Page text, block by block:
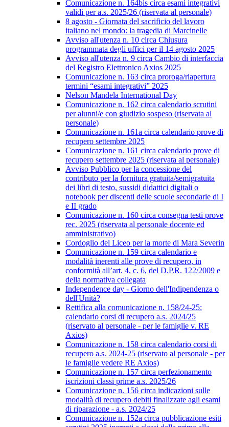
Comunicazione n. 164bis circa esami integrativi
validi per a.s. 2025/26 (riservata al personale)
8 agosto - Giornata del sacrificio del lavoro
italiano nel mondo: la tragedia di Marcinelle
Avviso all'utenza n. 10 circa Chiusura
programmata degli uffici per il 14 agosto 2025
Avviso all'utenza n. 9 circa Cambio di interfaccia
del Registro Elettronico Axios 2025
Comunicazione n. 163 circa proroga/riapertura
termini “esami integrativi” 2025
Nelson Mandela International Day
Comunicazione n. 162 circa calendario scrutini
per alunni/e con giudizio sospeso (riservata al
personale)
Comunicazione n. 161a circa calendario prove di
recupero settembre 2025
Comunicazione n. 161 circa calendario prove di
recupero settembre 2025 (riservata al personale)
Avviso Pubblico per la concessione del
contributo per la fornitura gratuita/semigratuita
dei libri di testo, sussidi didattici digitali o
notebook per discenti delle scuole secondarie di I
e II grado
Comunicazione n. 160 circa consegna testi prove
rec. 2025 (riservata al personale docente ed
amministrativo)
Cordoglio del Liceo per la morte di Mara Severin
Comunicazione n. 159 circa calendario e
modalità inerenti alle prove di recupero, in
conformità all’art. 4, c. 6, del D.P.R. 122/2009 e
della normativa collegata
Independence day - Giorno dell'Indipendenza o
dell'Unità?
Rettifica alla comunicazione n. 158/24-25:
calendario corsi di recupero a.s. 2024/25
(riservato al personale - per le famiglie v. RE
Axios)
Comunicazione n. 158 circa calendario corsi di
recupero a.s. 2024-25 (riservato al personale - per
le famiglie vedere RE Axios)
Comunicazione n. 157 circa perfezionamento
iscrizioni classi prime a.s. 2025/26
Comunicazione n. 156 circa indicazioni sulle
modalità di recupero debiti finalizzate agli esami
di riparazione - a.s. 2024/25
Comunicazione n. 152a circa pubblicazione esiti